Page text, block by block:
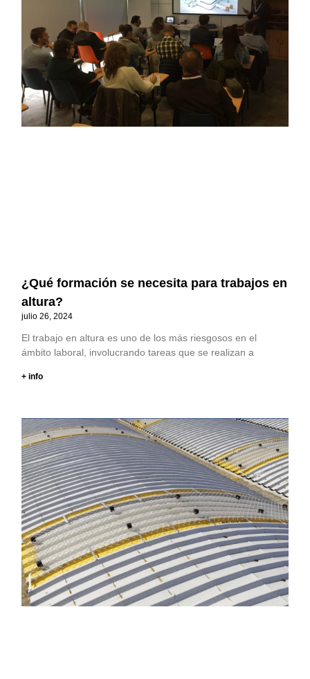
¿Qué formación se necesita para trabajos en
altura?
julio 26, 2024
El trabajo en altura es uno de los más riesgosos en el
ámbito laboral, involucrando tareas que se realizan a
+ info